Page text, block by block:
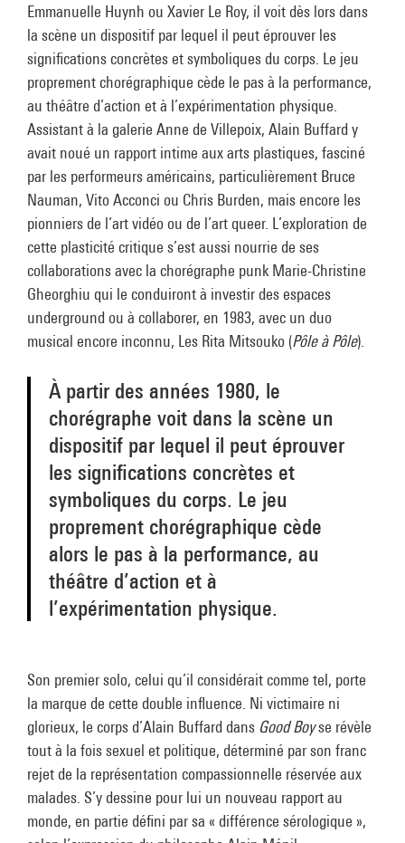
Emmanuelle Huynh ou Xavier Le Roy, il voit dès lors dans
la scène un dispositif par lequel il peut éprouver les
significations concrètes et symboliques du corps. Le jeu
proprement chorégraphique cède le pas à la performance,
au théâtre d’action et à l’expérimentation physique.
Assistant à la galerie Anne de Villepoix, Alain Buffard y
avait noué un rapport intime aux arts plastiques, fasciné
par les performeurs américains, particulièrement Bruce
Nauman, Vito Acconci ou Chris Burden, mais encore les
pionniers de l’art vidéo ou de l’art queer. L’exploration de
cette plasticité critique s’est aussi nourrie de ses
collaborations avec la chorégraphe punk Marie-Christine
Gheorghiu qui le conduiront à investir des espaces
underground ou à collaborer, en 1983, avec un duo
musical encore inconnu, Les Rita Mitsouko (Pôle à Pôle).
À partir des années 1980, le
chorégraphe voit dans la scène un
dispositif par lequel il peut éprouver
les significations concrètes et
symboliques du corps. Le jeu
proprement chorégraphique cède
alors le pas à la performance, au
théâtre d’action et à
l’expérimentation physique.
Son premier solo, celui qu’il considérait comme tel, porte
la marque de cette double influence. Ni victimaire ni
glorieux, le corps d’Alain Buffard dans Good Boyse révèle
tout à la fois sexuel et politique, déterminé par son franc
rejet de la représentation compassionnelle réservée aux
malades. S’y dessine pour lui un nouveau rapport au
monde, en partie défini par sa « différence sérologique »,